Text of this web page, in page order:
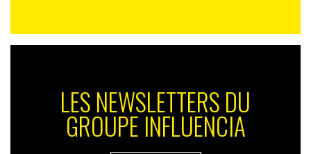
LES NEWSLETTERS DU
GROUPE INFLUENCIA